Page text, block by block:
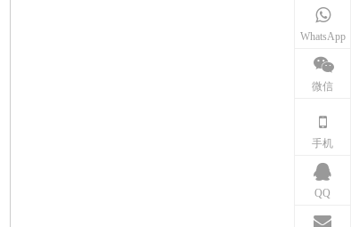
WhatsApp
微信
手机
QQ